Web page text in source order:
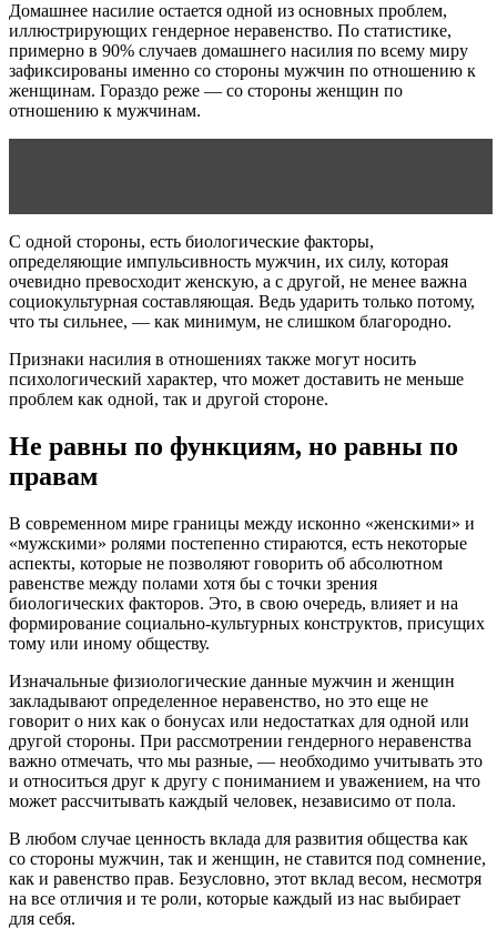
Домашнее насилие остается одной из основных проблем,
иллюстрирующих гендерное неравенство. По статистике,
примерно в 90% случаев домашнего насилия по всему миру
зафиксированы именно со стороны мужчин по отношению к
женщинам. Гораздо реже — со стороны женщин по
отношению к мужчинам.
С одной стороны, есть биологические факторы,
определяющие импульсивность мужчин, их силу, которая
очевидно превосходит женскую, а с другой, не менее важна
социокультурная составляющая. Ведь ударить только потому,
что ты сильнее, — как минимум, не слишком благородно.
Признаки насилия в отношениях также могут носить
психологический характер, что может доставить не меньше
проблем как одной, так и другой стороне.
Не равны по функциям, но равны по
правам
В современном мире границы между исконно «женскими» и
«мужскими» ролями постепенно стираются, есть некоторые
аспекты, которые не позволяют говорить об абсолютном
равенстве между полами хотя бы с точки зрения
биологических факторов. Это, в свою очередь, влияет и на
формирование социально-культурных конструктов, присущих
тому или иному обществу.
Изначальные физиологические данные мужчин и женщин
закладывают определенное неравенство, но это еще не
говорит о них как о бонусах или недостатках для одной или
другой стороны. При рассмотрении гендерного неравенства
важно отмечать, что мы разные, — необходимо учитывать это
и относиться друг к другу с пониманием и уважением, на что
может рассчитывать каждый человек, независимо от пола.
В любом случае ценность вклада для развития общества как
со стороны мужчин, так и женщин, не ставится под сомнение,
как и равенство прав. Безусловно, этот вклад весом, несмотря
на все отличия и те роли, которые каждый из нас выбирает
для себя.